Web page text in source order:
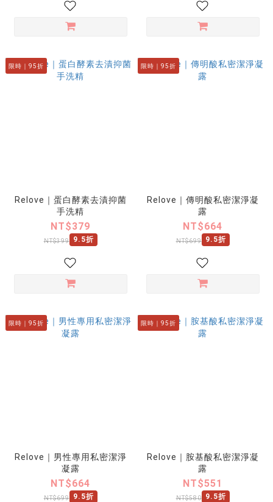
限時｜95折
Relove｜蛋白酵素去漬抑菌
手洗精
NT$379
NT$399 9.5折
限時｜95折
Relove｜傳明酸私密潔淨凝
露
NT$664
NT$699 9.5折
限時｜95折
Relove｜男性專用私密潔淨
凝露
NT$664
NT$699 9.5折
限時｜95折
Relove｜胺基酸私密潔淨凝
露
NT$551
NT$580 9.5折